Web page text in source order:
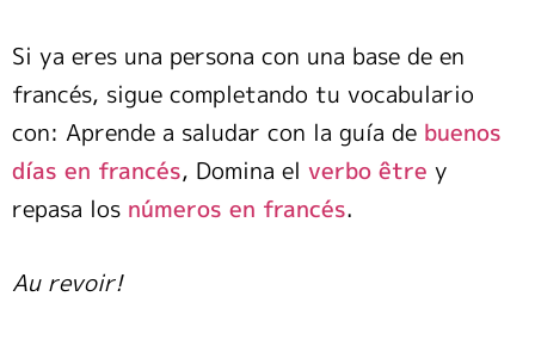
Si ya eres una persona con una base de en
francés, sigue completando tu vocabulario
con: Aprende a saludar con la guía de buenos
días en francés, Domina el verbo être y
repasa los números en francés.
Au revoir!